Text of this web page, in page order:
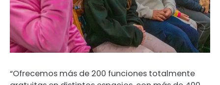
“Ofrecemos más de 200 funciones totalmente